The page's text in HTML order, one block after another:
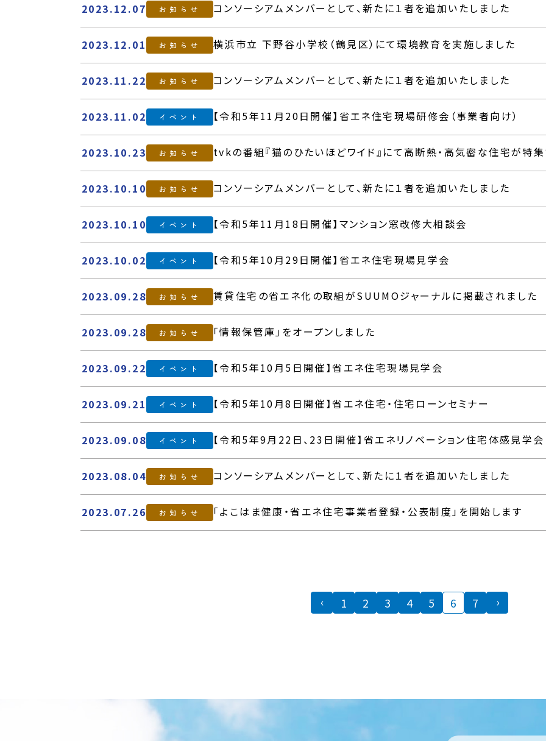
2023.12.07 お知らせ コンソーシアムメンバーとして、新たに１者を追加いたしました
2023.12.01 お知らせ 横浜市立 下野谷小学校（鶴見区）にて環境教育を実施しました
2023.11.22 お知らせ コンソーシアムメンバーとして、新たに１者を追加いたしました
2023.11.02 イベント 【令和5年11月20日開催】省エネ住宅現場研修会（事業者向け）
2023.10.23 お知らせ tvkの番組『猫のひたいほどワイド』にて高断熱・高気密な住宅が特
2023.10.10 お知らせ コンソーシアムメンバーとして、新たに１者を追加いたしました
2023.10.10 イベント 【令和5年11月18日開催】マンション窓改修大相談会
2023.10.02 イベント 【令和5年10月29日開催】省エネ住宅現場見学会
2023.09.28 お知らせ 賃貸住宅の省エネ化の取組がSUUMOジャーナルに掲載されました
2023.09.28 お知らせ 「情報保管庫」をオープンしました
2023.09.22 イベント 【令和5年10月5日開催】省エネ住宅現場見学会
2023.09.21 イベント 【令和5年10月8日開催】省エネ住宅・住宅ローンセミナー
2023.09.08 イベント 【令和5年9月22日、23日開催】省エネリノベーション住宅体感見学会
2023.08.04 お知らせ コンソーシアムメンバーとして、新たに１者を追加いたしました
2023.07.26 お知らせ 「よこはま健康・省エネ住宅事業者登録・公表制度」を開始します
‹ 1 2 3 4 5 6 7 ›